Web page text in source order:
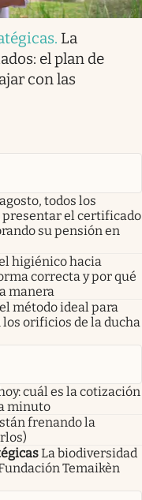
. La
el plan de
con las
todos los
presentar el certificado
su pensión en
higiénico hacia
correcta y por qué
manera
método ideal para
orificios de la ducha
cuál es la cotización
minuto
frenando la
La biodiversidad
Temaikèn